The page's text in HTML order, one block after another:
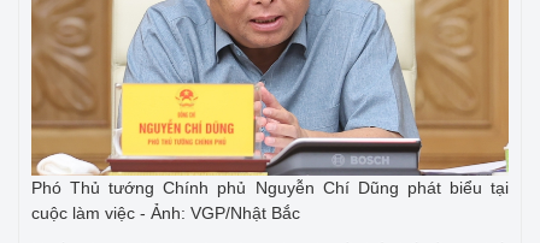
Phó Thủ tướng Chính phủ Nguyễn Chí Dũng phát biểu tại
cuộc làm việc - Ảnh: VGP/Nhật Bắc